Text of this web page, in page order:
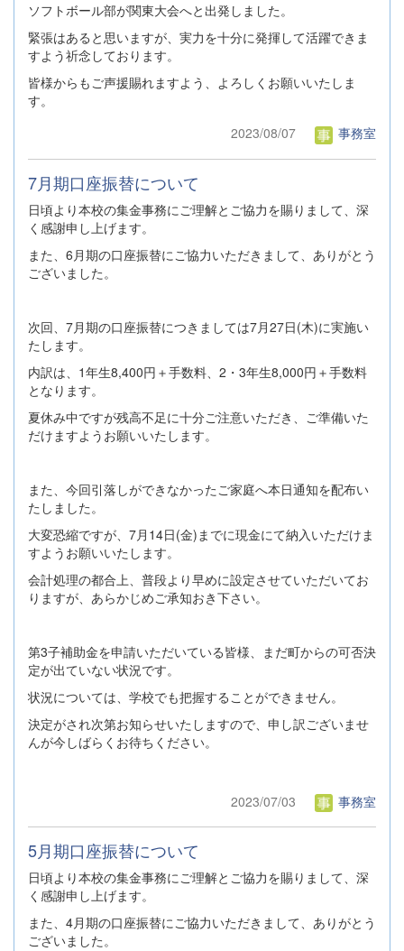
ソフトボール部が関東大会へと出発しました。
緊張はあると思いますが、実力を十分に発揮して活躍できま
すよう祈念しております。
皆様からもご声援賜れますよう、よろしくお願いいたしま
す。
2023/08/07
事務室
7月期口座振替について
日頃より本校の集金事務にご理解とご協力を賜りまして、深
く感謝申し上げます。
また、6月期の口座振替にご協力いただきまして、ありがとう
ございました。
次回、7月期の口座振替につきましては7月27日(木)に実施い
たします。
内訳は、1年生8,400円＋手数料、2・3年生8,000円＋手数料
となります。
夏休み中ですが残高不足に十分ご注意いただき、ご準備いた
だけますようお願いいたします。
また、今回引落しができなかったご家庭へ本日通知を配布い
たしました。
大変恐縮ですが、7月14日(金)までに現金にて納入いただけま
すようお願いいたします。
会計処理の都合上、普段より早めに設定させていただいてお
りますが、あらかじめご承知おき下さい。
第3子補助金を申請いただいている皆様、まだ町からの可否決
定が出ていない状況です。
状況については、学校でも把握することができません。
決定がされ次第お知らせいたしますので、申し訳ございませ
んが今しばらくお待ちください。
2023/07/03 事務室
5月期口座振替について
日頃より本校の集金事務にご理解とご協力を賜りまして、深
く感謝申し上げます。
また、4月期の口座振替にご協力いただきまして、ありがとう
ございました。